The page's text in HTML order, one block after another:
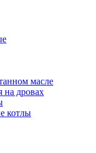
масле
на дровах
котлы